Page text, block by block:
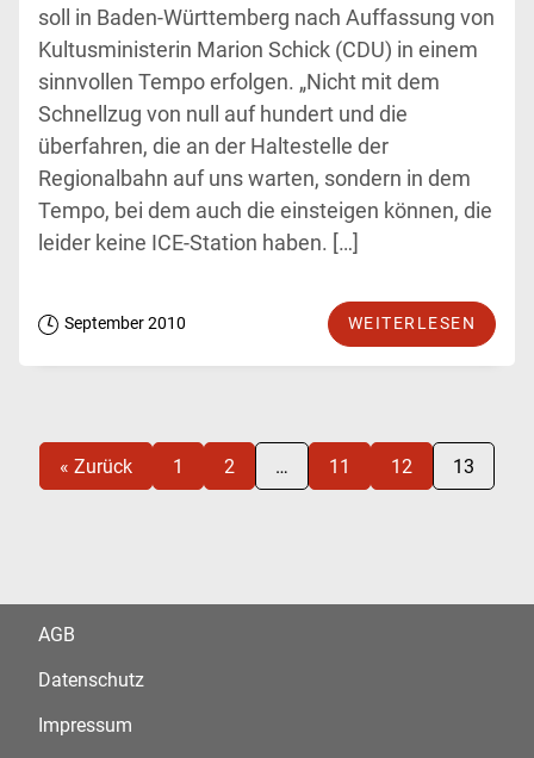
soll in Baden-Württemberg nach Auffassung von
Kultusministerin Marion Schick (CDU) in einem
sinnvollen Tempo erfolgen. „Nicht mit dem
Schnellzug von null auf hundert und die
überfahren, die an der Haltestelle der
Regionalbahn auf uns warten, sondern in dem
Tempo, bei dem auch die einsteigen können, die
leider keine ICE-Station haben. […]
September 2010 WEITERLESEN
« Zurück 1 2 … 11 12 13
AGB
Datenschutz
Impressum